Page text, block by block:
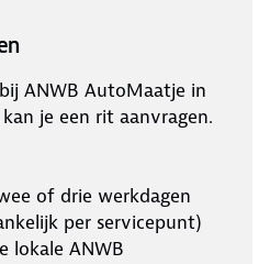
ANWB AutoMaatje in
je een rit aanvragen.
of drie werkdagen
per servicepunt)
lokale ANWB